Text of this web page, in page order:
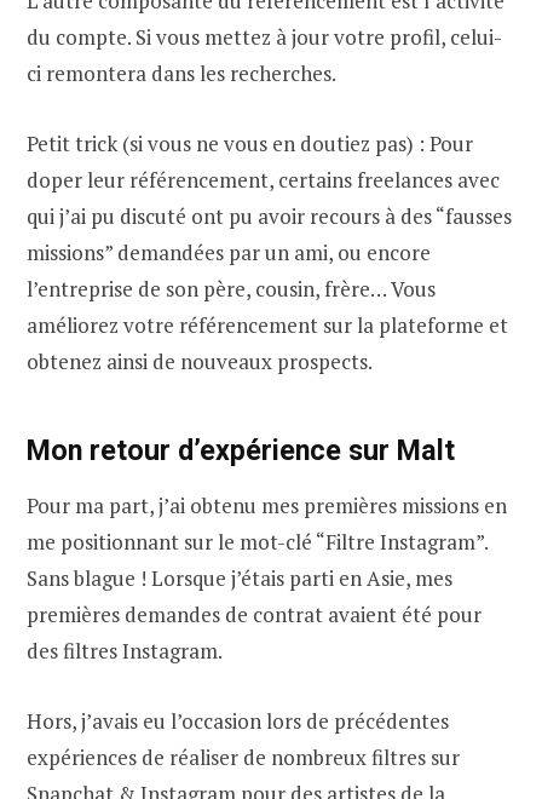
du compte. Si vous mettez à jour votre profil, celui-
ci remontera dans les recherches.
Petit trick (si vous ne vous en doutiez pas) : Pour
doper leur référencement, certains freelances avec
qui j’ai pu discuté ont pu avoir recours à des “fausses
missions” demandées par un ami, ou encore
l’entreprise de son père, cousin, frère… Vous
améliorez votre référencement sur la plateforme et
obtenez ainsi de nouveaux prospects.
Mon retour d’expérience sur Malt
Pour ma part, j’ai obtenu mes premières missions en
me positionnant sur le mot-clé “Filtre Instagram”.
Sans blague ! Lorsque j’étais parti en Asie, mes
premières demandes de contrat avaient été pour
des filtres Instagram.
Hors, j’avais eu l’occasion lors de précédentes
expériences de réaliser de nombreux filtres sur